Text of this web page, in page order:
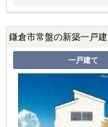
鎌倉市常盤の新築一戸
一戸建て